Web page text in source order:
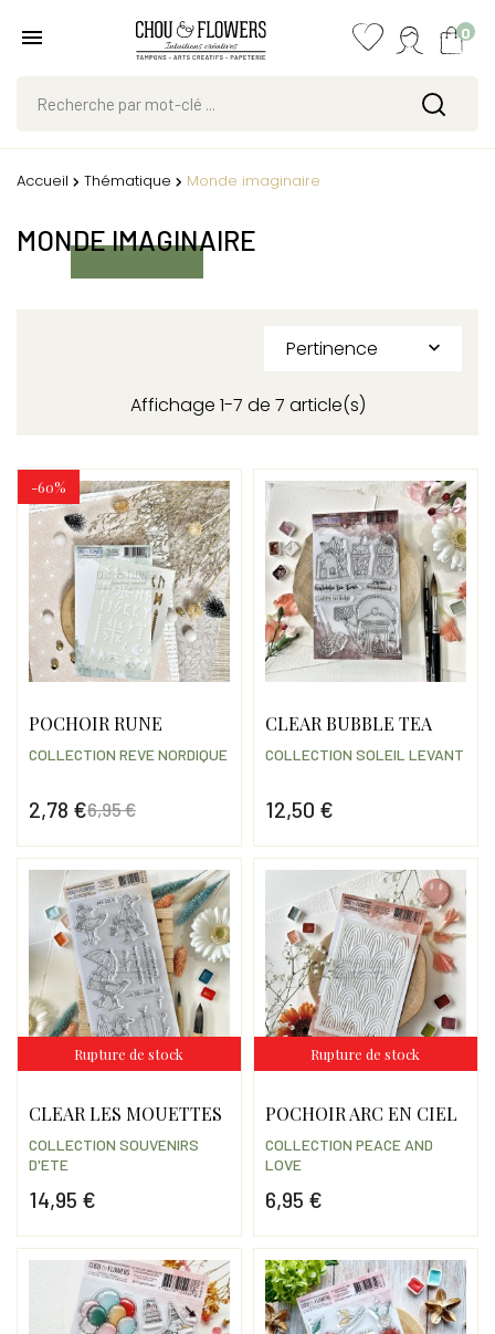
0
Accueil Thématique Monde imaginaire
MONDE IMAGINAIRE
Pertinence 
Affichage 1-7 de 7 article(s)
-60%
POCHOIR RUNE
2,78 €6,95 €
COLLECTION REVE NORDIQUE
CLEAR BUBBLE TEA
12,50 €
COLLECTION SOLEIL LEVANT
Rupture de stock
CLEAR LES MOUETTES
14,95 €
COLLECTION SOUVENIRS
D'ETE
Rupture de stock
POCHOIR ARC EN CIEL
6,95 €
COLLECTION PEACE AND
LOVE